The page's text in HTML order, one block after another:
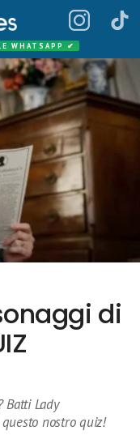
WHATSAPP ✔
di
Batti Lady
nostro quiz!